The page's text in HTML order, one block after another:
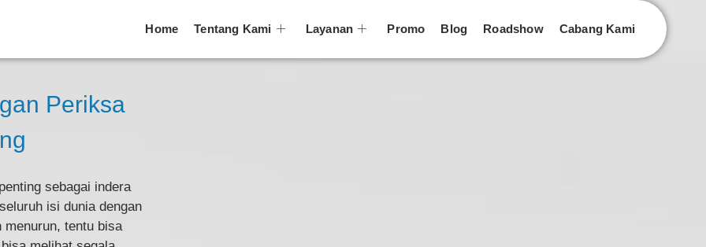
Home Tentang Kami Layanan Promo Blog Roadshow Cabang Kami
Periksa
sebagai indera
isi dunia dengan
menurun, tentu bisa